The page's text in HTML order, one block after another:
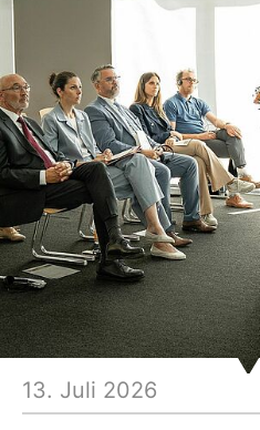
13. Juli 2026